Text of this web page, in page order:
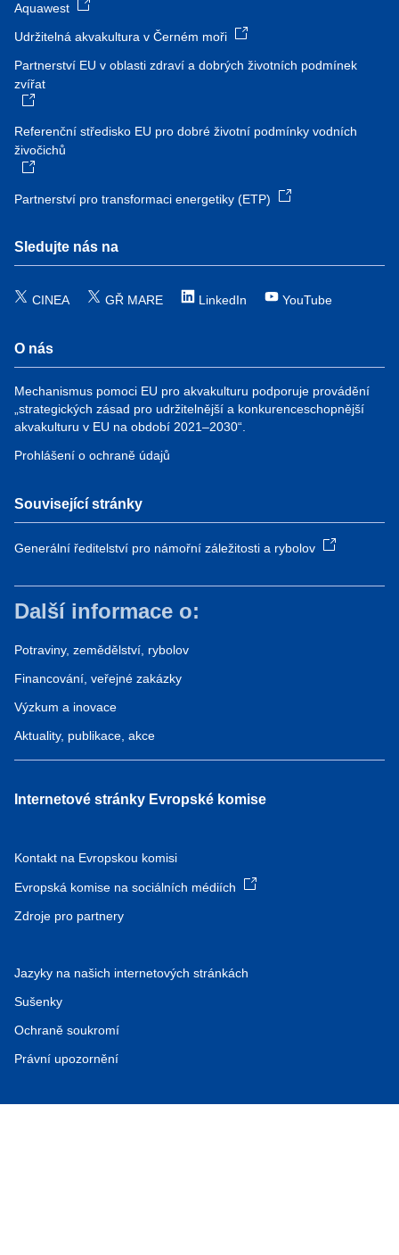
Aquawest
Udržitelná akvakultura v Černém moři
Partnerství EU v oblasti zdraví a dobrých životních podmínek
zvířat
Referenční středisko EU pro dobré životní podmínky vodních
živočichů
Partnerství pro transformaci energetiky (ETP)
Sledujte nás na
CINEA GŘ MARE LinkedIn YouTube
O nás
Mechanismus pomoci EU pro akvakulturu podporuje provádění
„strategických zásad pro udržitelnější a konkurenceschopnější
akvakulturu v EU na období 2021–2030“.
Prohlášení o ochraně údajů
Související stránky
Generální ředitelství pro námořní záležitosti a rybolov
Další informace o:
Potraviny, zemědělství, rybolov
Financování, veřejné zakázky
Výzkum a inovace
Aktuality, publikace, akce
Internetové stránky Evropské komise
Kontakt na Evropskou komisi
Evropská komise na sociálních médiích
Zdroje pro partnery
Jazyky na našich internetových stránkách
Sušenky
Ochraně soukromí
Právní upozornění